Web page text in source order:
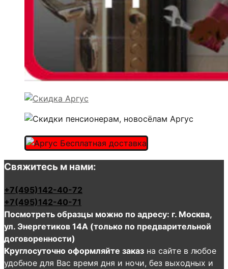
Свяжитесь м нами:
+7(495)142-40-72
+7(495)142-40-71
Посмотреть образцы можно по адресу: г. Москва,
ул. Энергетиков 14А (только по предварительной
договоренности)
Круглосуточно оформляйте заказ на сайте в любое
удобное для Вас время дня и ночи, без выходных и